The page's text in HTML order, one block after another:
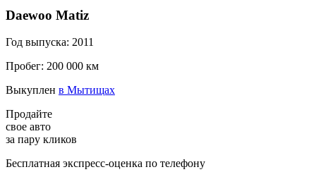
Daewoo Matiz
Год выпуска: 2011
Пробег: 200 000 км
Выкуплен в Мытищах
Продайте
свое авто
за пару кликов
Бесплатная экспресс-оценка по телефону